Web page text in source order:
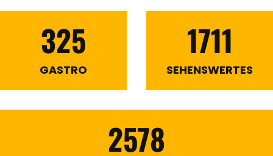
325
GASTRO
1711
SEHENSWERTES
2578